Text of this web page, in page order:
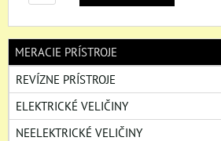
MERACIE PRÍSTROJE
REVÍZNE PRÍSTROJE
ELEKTRICKÉ VELIČINY
NEELEKTRICKÉ VELIČINY